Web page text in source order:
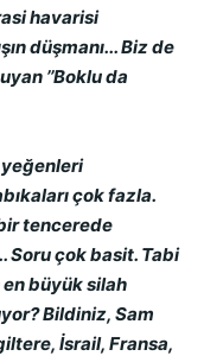
havarisi
düşmanı... Biz de
’’Boklu da
yeğenleri
çok fazla.
tencerede
Soru çok basit. Tabi
en büyük silah
Bildiniz, Sam
İsrail, Fransa,